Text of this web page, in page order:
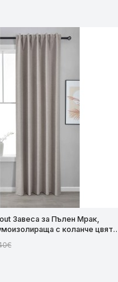
Завеса за Пълен Мрак,
с коланче цвят
и 245х140 за Релса и Корниз
012